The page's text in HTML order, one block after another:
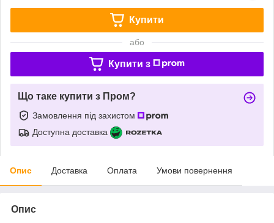
Купити
або
Купити з
Що таке купити з Пром?
Замовлення під захистом
Доступна доставка
Опис Доставка Оплата Умови повернення
Опис